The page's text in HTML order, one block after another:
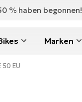
% haben begonnen!
Marken
50 EU